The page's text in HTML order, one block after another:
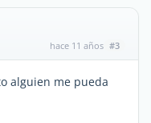
hace 11 años #3
alguien me pueda